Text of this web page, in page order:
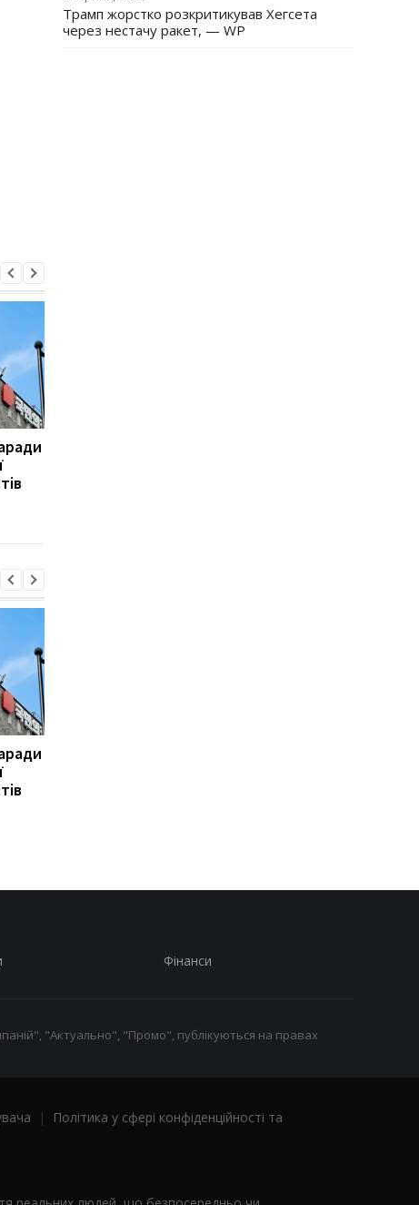
Трамп жорстко розкритикував Хегсета
через нестачу ракет, — WP
Фінанси
"Актуально", "Промо", публікуються на правах
|
Політика у сфері конфіденційності та